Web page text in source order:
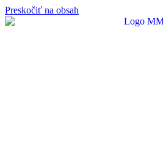
Preskočiť na obsah